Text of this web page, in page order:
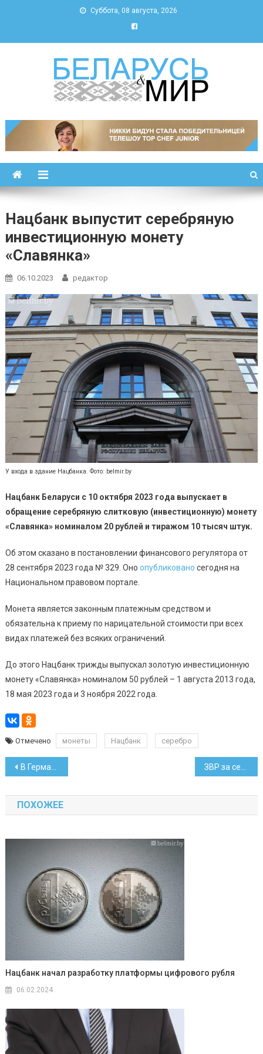
Суббота, 08 августа, 2026
Беларусь и мир
Нацбанк выпустит серебряную
инвестиционную монету
«Славянка»
06.10.2023 редактор
У входа в здание Нацбанка. Фото: belmir.by
Нацбанк Беларуси с 10 октября 2023 года выпускает в
обращение серебряную слитковую (инвестиционную) монету
«Славянка» номиналом 20 рублей и тиражом 10 тысяч штук.
Об этом сказано в постановлении финансового регулятора от
28 сентября 2023 года № 329. Оно опубликовано сегодня на
Национальном правовом портале.
Монета является законным платежным средством и
обязательна к приему по нарицательной стоимости при всех
видах платежей без всяких ограничений.
До этого Нацбанк трижды выпускал золотую инвестиционную
монету «Славянка» номиналом 50 рублей – 1 августа 2013 года,
18 мая 2023 года и 3 ноября 2022 года.
Отмечено монеты Нацбанк серебро
Навигация
по
записям
В Германии водителю снова за евро дали старые белорусские купюры
ПОХОЖЕЕ
Нацбанк начал разработку платформы цифрового рубля
06.02.2024